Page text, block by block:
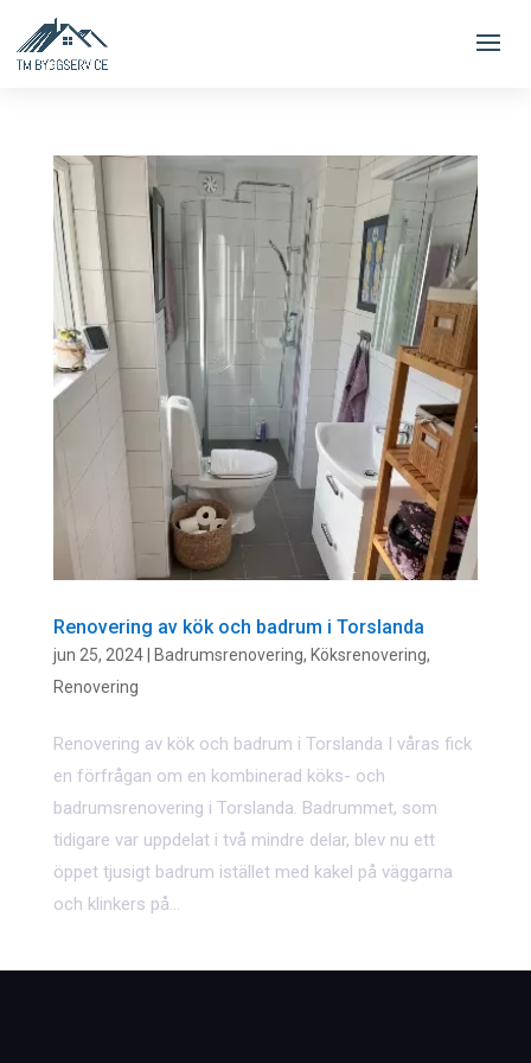
Renovering av kök och badrum i Torslanda
jun 25, 2024| Badrumsrenovering, Köksrenovering,
Renovering
Renovering av kök och badrum i Torslanda I våras fick
en förfrågan om en kombinerad köks- och
badrumsrenovering i Torslanda. Badrummet, som
tidigare var uppdelat i två mindre delar, blev nu ett
öppet tjusigt badrum istället med kakel på väggarna
och klinkers på...